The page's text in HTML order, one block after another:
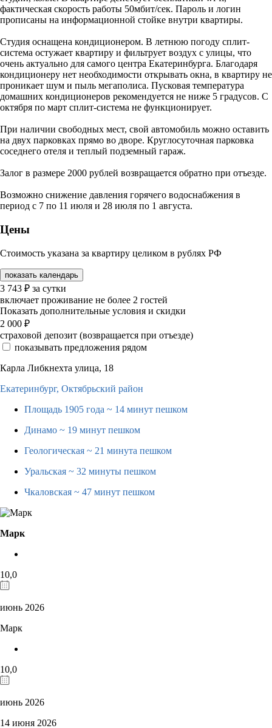
фактическая скорость работы 50мбит/сек. Пароль и логин
прописаны на информационной стойке внутри квартиры.
Студия оснащена кондиционером. В летнюю погоду сплит-
система остужает квартиру и фильтрует воздух с улицы, что
очень актуально для самого центра Екатеринбурга. Благодаря
кондиционеру нет необходимости открывать окна, в квартиру не
проникает шум и пыль мегаполиса. Пусковая температура
домашних кондиционеров рекомендуется не ниже 5 градусов. С
октября по март сплит-система не функционирует.
При наличии свободных мест, свой автомобиль можно оставить
на двух парковках прямо во дворе. Круглосуточная парковка
соседнего отеля и теплый подземный гараж.
Залог в размере 2000 рублей возвращается обратно при отъезде.
Возможно снижение давления горячего водоснабжения в
период с 7 по 11 июля и 28 июля по 1 августа.
Цены
Стоимость указана за квартиру целиком в рублях РФ
показать календарь
3 743 ₽ за сутки
включает проживание не более 2 гостей
Показать дополнительные условия и скидки
2 000 ₽
страховой депозит (возвращается при отъезде)
показывать предложения рядом
Карла Либкнехта улица, 18
Екатеринбург, Октябрьский район
Площадь 1905 года ~ 14 минут пешком
Динамо ~ 19 минут пешком
Геологическая ~ 21 минута пешком
Уральская ~ 32 минуты пешком
Чкаловская ~ 47 минут пешком
Марк
10,0
июнь 2026
Марк
10,0
июнь 2026
14 июня 2026